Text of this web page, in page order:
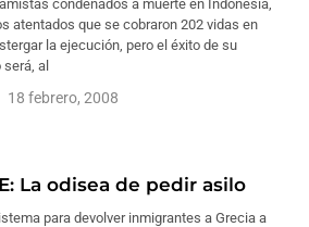
condenados a muerte en Indonesia,
atentados que se cobraron 202 vidas en
la ejecución, pero el éxito de su
al
18 febrero, 2008
La odisea de pedir asilo
para devolver inmigrantes a Grecia a